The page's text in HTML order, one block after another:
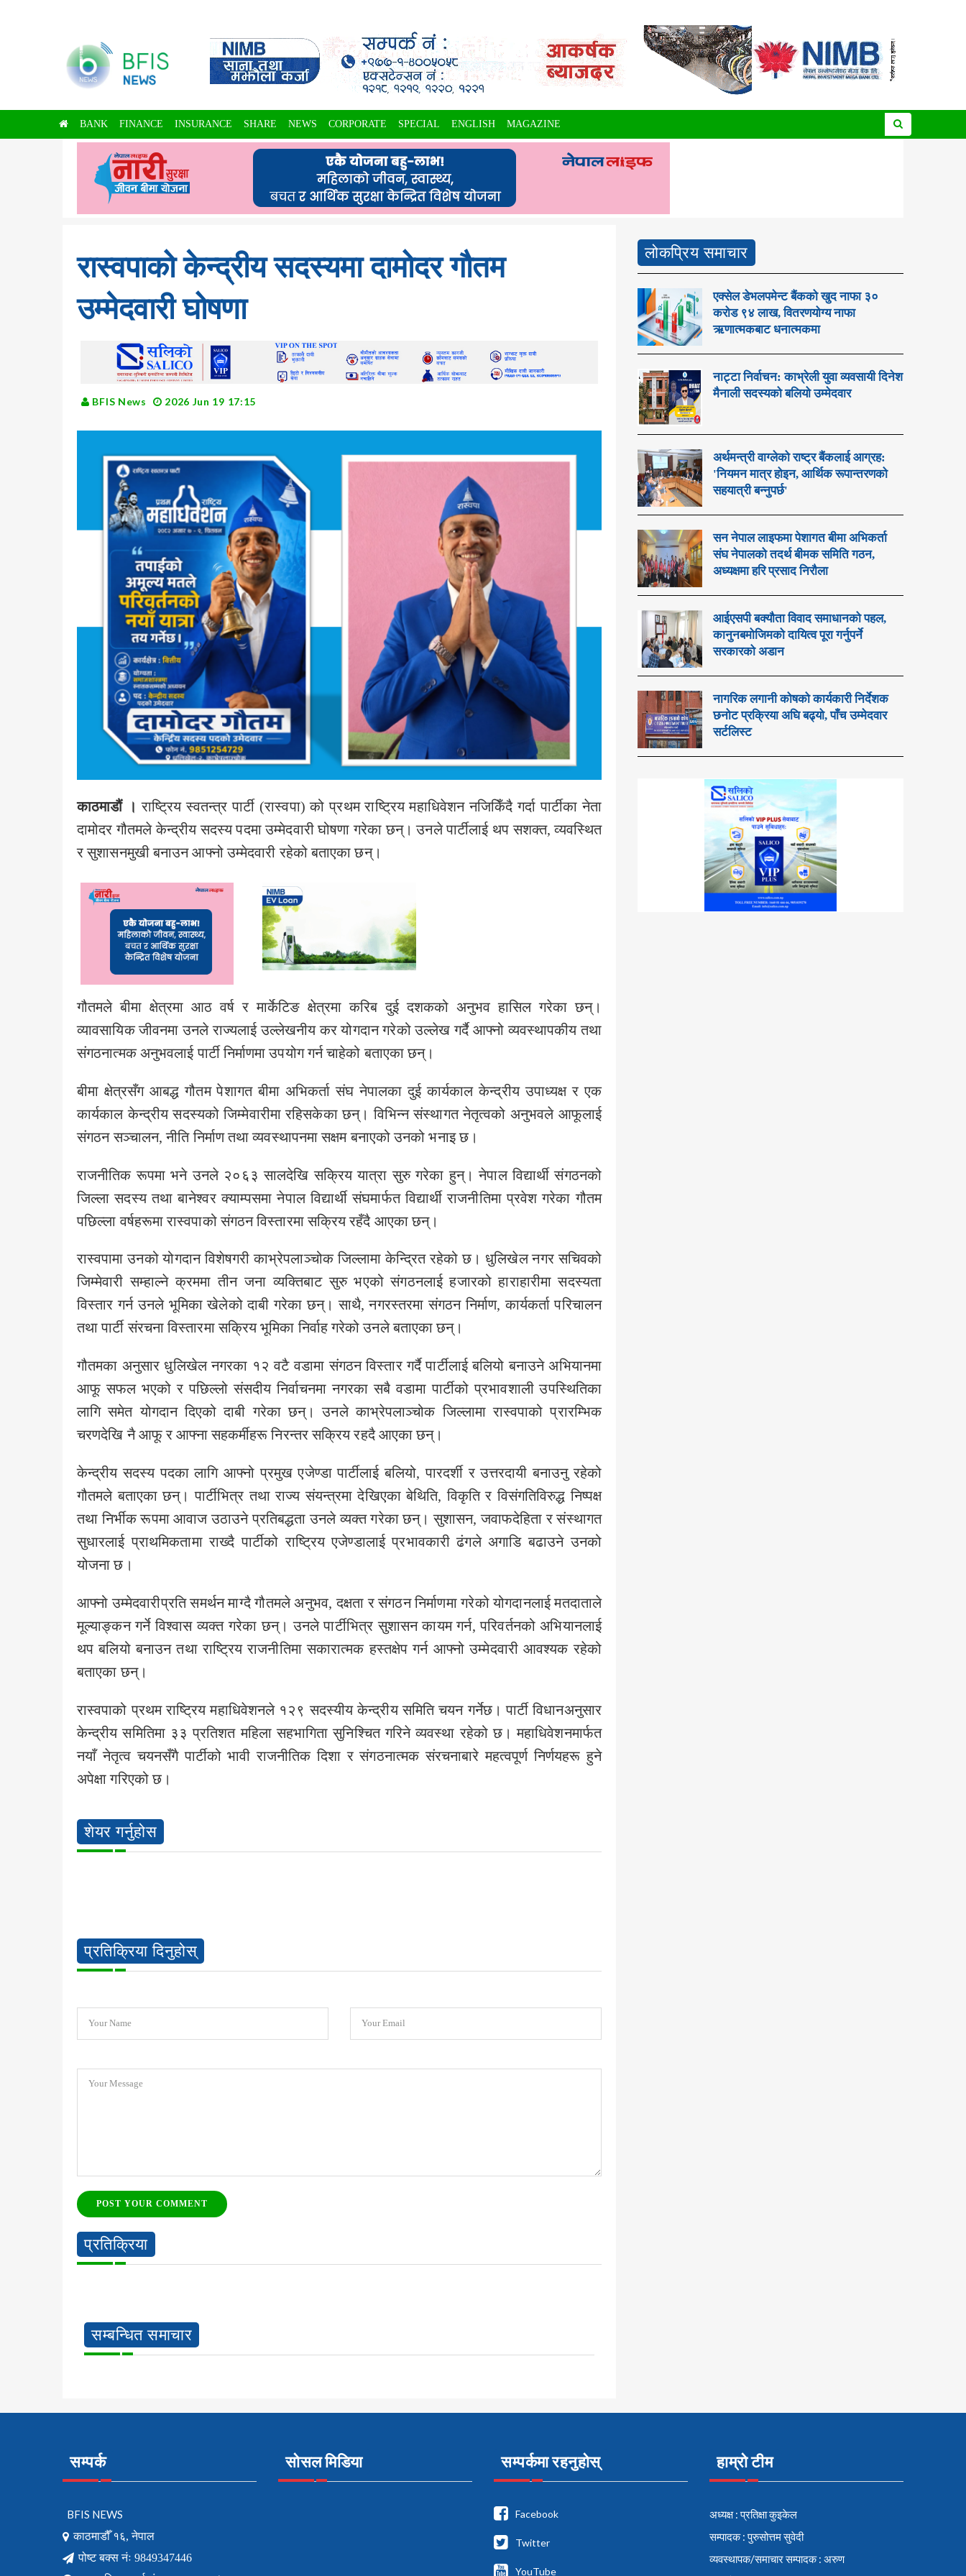
BANK FINANCE INSURANCE SHARE NEWS CORPORATE SPECIAL ENGLISH MAGAZINE
रास्वपाको केन्द्रीय सदस्यमा दामोदर गौतम
उम्मेदवारी घोषणा
BFIS News 2026 Jun 19 17:15
काठमाडौं । राष्ट्रिय स्वतन्त्र पार्टी (रास्वपा) को प्रथम राष्ट्रिय महाधिवेशन नजिकिँदै गर्दा पार्टीका नेता
दामोदर गौतमले केन्द्रीय सदस्य पदमा उम्मेदवारी घोषणा गरेका छन्। उनले पार्टीलाई थप सशक्त, व्यवस्थित
र सुशासनमुखी बनाउन आफ्नो उम्मेदवारी रहेको बताएका छन्।
गौतमले बीमा क्षेत्रमा आठ वर्ष र मार्केटिङ क्षेत्रमा करिब दुई दशकको अनुभव हासिल गरेका छन्।
व्यावसायिक जीवनमा उनले राज्यलाई उल्लेखनीय कर योगदान गरेको उल्लेख गर्दै आफ्नो व्यवस्थापकीय तथा
संगठनात्मक अनुभवलाई पार्टी निर्माणमा उपयोग गर्न चाहेको बताएका छन्।
बीमा क्षेत्रसँग आबद्ध गौतम पेशागत बीमा अभिकर्ता संघ नेपालका दुई कार्यकाल केन्द्रीय उपाध्यक्ष र एक
कार्यकाल केन्द्रीय सदस्यको जिम्मेवारीमा रहिसकेका छन्। विभिन्न संस्थागत नेतृत्वको अनुभवले आफूलाई
संगठन सञ्चालन, नीति निर्माण तथा व्यवस्थापनमा सक्षम बनाएको उनको भनाइ छ।
राजनीतिक रूपमा भने उनले २०६३ सालदेखि सक्रिय यात्रा सुरु गरेका हुन्। नेपाल विद्यार्थी संगठनको
जिल्ला सदस्य तथा बानेश्वर क्याम्पसमा नेपाल विद्यार्थी संघमार्फत विद्यार्थी राजनीतिमा प्रवेश गरेका गौतम
पछिल्ला वर्षहरूमा रास्वपाको संगठन विस्तारमा सक्रिय रहँदै आएका छन्।
रास्वपामा उनको योगदान विशेषगरी काभ्रेपलाञ्चोक जिल्लामा केन्द्रित रहेको छ। धुलिखेल नगर सचिवको
जिम्मेवारी सम्हाल्ने क्रममा तीन जना व्यक्तिबाट सुरु भएको संगठनलाई हजारको हाराहारीमा सदस्यता
विस्तार गर्न उनले भूमिका खेलेको दाबी गरेका छन्। साथै, नगरस्तरमा संगठन निर्माण, कार्यकर्ता परिचालन
तथा पार्टी संरचना विस्तारमा सक्रिय भूमिका निर्वाह गरेको उनले बताएका छन्।
गौतमका अनुसार धुलिखेल नगरका १२ वटै वडामा संगठन विस्तार गर्दै पार्टीलाई बलियो बनाउने अभियानमा
आफू सफल भएको र पछिल्लो संसदीय निर्वाचनमा नगरका सबै वडामा पार्टीको प्रभावशाली उपस्थितिका
लागि समेत योगदान दिएको दाबी गरेका छन्। उनले काभ्रेपलाञ्चोक जिल्लामा रास्वपाको प्रारम्भिक
चरणदेखि नै आफू र आफ्ना सहकर्मीहरू निरन्तर सक्रिय रहदै आएका छन्।
केन्द्रीय सदस्य पदका लागि आफ्नो प्रमुख एजेण्डा पार्टीलाई बलियो, पारदर्शी र उत्तरदायी बनाउनु रहेको
गौतमले बताएका छन्। पार्टीभित्र तथा राज्य संयन्त्रमा देखिएका बेथिति, विकृति र विसंगतिविरुद्ध निष्पक्ष
तथा निर्भीक रूपमा आवाज उठाउने प्रतिबद्धता उनले व्यक्त गरेका छन्। सुशासन, जवाफदेहिता र संस्थागत
सुधारलाई प्राथमिकतामा राख्दै पार्टीको राष्ट्रिय एजेण्डालाई प्रभावकारी ढंगले अगाडि बढाउने उनको
योजना छ।
आफ्नो उम्मेदवारीप्रति समर्थन माग्दै गौतमले अनुभव, दक्षता र संगठन निर्माणमा गरेको योगदानलाई मतदाताले
मूल्याङ्कन गर्ने विश्वास व्यक्त गरेका छन्। उनले पार्टीभित्र सुशासन कायम गर्न, परिवर्तनको अभियानलाई
थप बलियो बनाउन तथा राष्ट्रिय राजनीतिमा सकारात्मक हस्तक्षेप गर्न आफ्नो उम्मेदवारी आवश्यक रहेको
बताएका छन्।
रास्वपाको प्रथम राष्ट्रिय महाधिवेशनले १२९ सदस्यीय केन्द्रीय समिति चयन गर्नेछ। पार्टी विधानअनुसार
केन्द्रीय समितिमा ३३ प्रतिशत महिला सहभागिता सुनिश्चित गरिने व्यवस्था रहेको छ। महाधिवेशनमार्फत
नयाँ नेतृत्व चयनसँगै पार्टीको भावी राजनीतिक दिशा र संगठनात्मक संरचनाबारे महत्वपूर्ण निर्णयहरू हुने
अपेक्षा गरिएको छ।
शेयर गर्नुहोस
प्रतिक्रिया दिनुहोस्
Your Name Your Email
Your Message
POST YOUR COMMENT
प्रतिक्रिया
सम्बन्धित समाचार
लोकप्रिय समाचार
एक्सेल डेभलपमेन्ट बैंकको खुद नाफा ३०
करोड ९४ लाख, वितरणयोग्य नाफा
ऋणात्मकबाट धनात्मकमा
नाट्टा निर्वाचन: काभ्रेली युवा व्यवसायी दिनेश
मैनाली सदस्यको बलियो उम्मेदवार
अर्थमन्त्री वाग्लेको राष्ट्र बैंकलाई आग्रह:
'नियमन मात्र होइन, आर्थिक रूपान्तरणको
सहयात्री बन्नुपर्छ'
सन नेपाल लाइफमा पेशागत बीमा अभिकर्ता
संघ नेपालको तदर्थ बीमक समिति गठन,
अध्यक्षमा हरि प्रसाद निरौला
आईएसपी बक्यौता विवाद समाधानको पहल,
कानुनबमोजिमको दायित्व पूरा गर्नुपर्ने
सरकारको अडान
नागरिक लगानी कोषको कार्यकारी निर्देशक
छनोट प्रक्रिया अघि बढ्यो, पाँच उम्मेदवार
सर्टलिस्ट
सम्पर्क
BFIS NEWS
काठमाडौँ १६, नेपाल
पोष्ट बक्स नंः 9849347446
सोसल मिडिया सम्पर्कमा रहनुहोस्
Facebook
Twitter
YouTube
हाम्रो टीम
अध्यक्ष : प्रतिक्षा कुइकेल
सम्पादक : पुरुसोत्तम सुवेदी
व्यवस्थापक/समाचार सम्पादक : अरुण